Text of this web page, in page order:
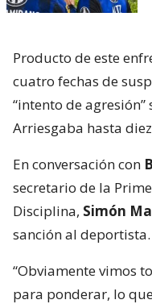
Producto de este
cuatro fechas de
“intento de
Arriesgaba hasta
En conversación con
secretario de la
Disciplina, Simón
sanción al deportista.
“Obviamente vimos
para ponderar, lo